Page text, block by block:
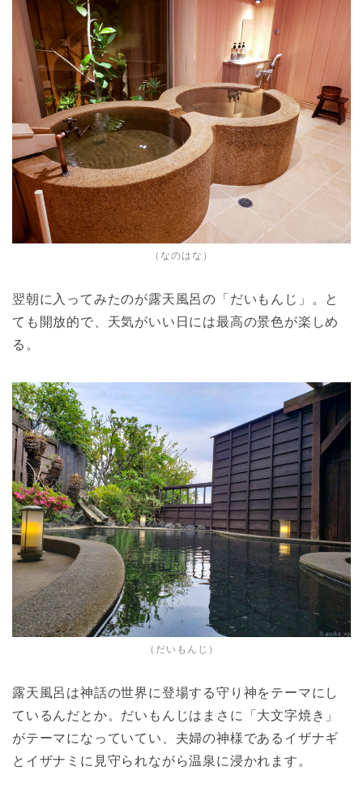
（なのはな）
翌朝に入ってみたのが露天風呂の「だいもんじ」。と
ても開放的で、天気がいい日には最高の景色が楽しめ
る。
（だいもんじ）
露天風呂は神話の世界に登場する守り神をテーマにし
ているんだとか。だいもんじはまさに「大文字焼き」
がテーマになっていてい、夫婦の神様であるイザナギ
とイザナミに見守られながら温泉に浸かれます。